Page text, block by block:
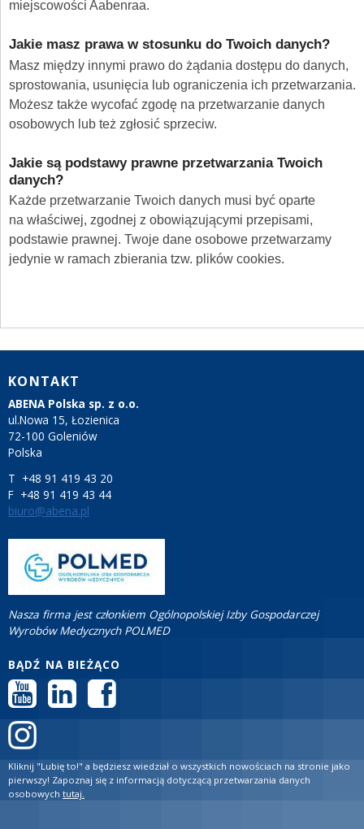
miejscowości Aabenraa.
Jakie masz prawa w stosunku do Twoich danych?
Masz między innymi prawo do żądania dostępu do danych,
sprostowania, usunięcia lub ograniczenia ich przetwarzania.
Możesz także wycofać zgodę na przetwarzanie danych
osobowych lub też zgłosić sprzeciw.
Jakie są podstawy prawne przetwarzania Twoich
danych?
Każde przetwarzanie Twoich danych musi być oparte
na właściwej, zgodnej z obowiązującymi przepisami,
podstawie prawnej. Twoje dane osobowe przetwarzamy
jedynie w ramach zbierania tzw. plików cookies.
KONTAKT
ABENA Polska sp. z o.o.
ul.Nowa 15, Łozienica
72-100 Goleniów
Polska
T +48 91 419 43 20
F +48 91 419 43 44
biuro@abena.pl
Nasza firma jest członkiem Ogólnopolskiej Izby Gospodarczej
Wyrobów Medycznych POLMED
BĄDŹ NA BIEŻĄCO
Kliknij "Lubię to!" a będziesz wiedział o wszystkich nowościach na stronie jako
pierwszy! Zapoznaj się z informacją dotyczącą przetwarzania danych
osobowych tutaj.